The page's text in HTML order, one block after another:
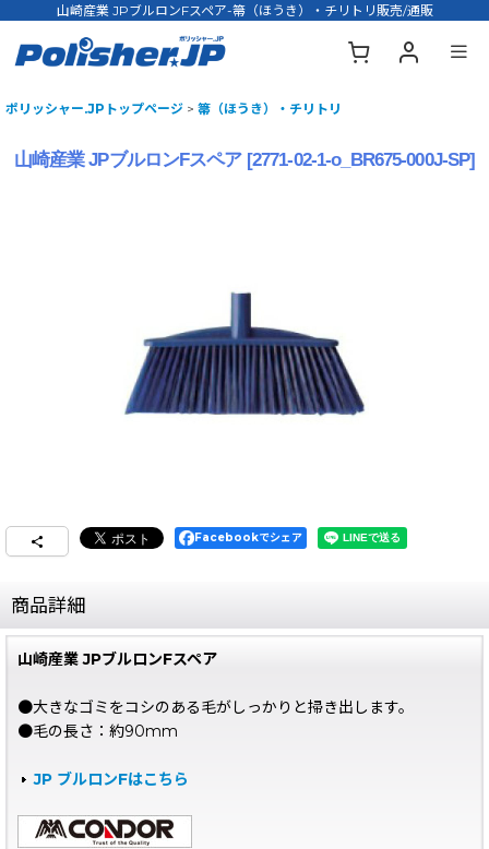
山崎産業 JPブルロンFスペア-箒（ほうき）・チリトリ販売/通販
ポリッシャー.JPトップページ > 箒（ほうき）・チリトリ
山崎産業 JPブルロンFスペア [2771-02-1-o_BR675-000J-SP]
Facebookでシェア
商品詳細
山崎産業 JPブルロンFスペア
●大きなゴミをコシのある毛がしっかりと掃き出します。
●毛の長さ：約90mm
JP ブルロンFはこちら